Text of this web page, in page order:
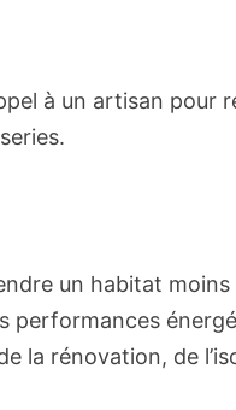
à un artisan pour
un habitat
performances
la rénovation, de